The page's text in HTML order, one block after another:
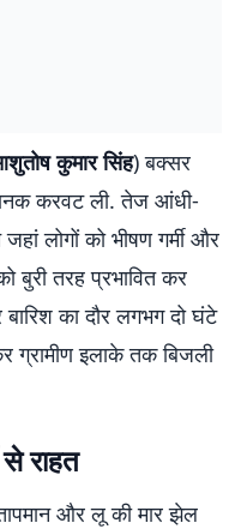
कुमार सिंह) बक्सर
करवट ली. तेज आंधी-
लोगों को भीषण गर्मी और
बुरी तरह प्रभावित कर
का दौर लगभग दो घंटे
ग्रामीण इलाके तक बिजली
से राहत
और लू की मार झेल